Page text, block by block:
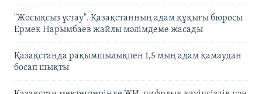
"Жосықсыз ұстау". Қазақстанның адам құқығы бюросы
Ермек Нарымбаев жайлы мәлімдеме жасады
Қазақстанда рақымшылықпен 1,5 мың адам қамаудан
босап шықты